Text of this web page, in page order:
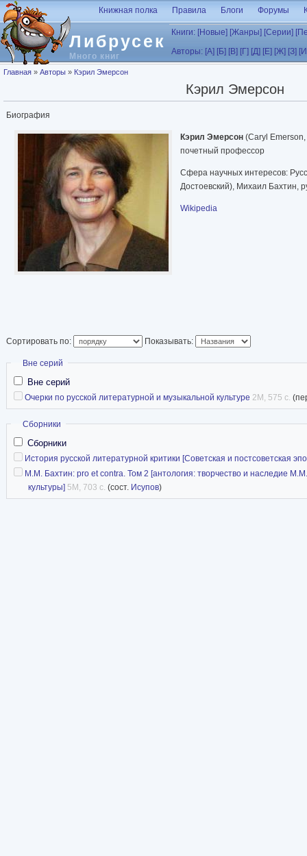
Перейти к основному содержанию
Либрусек
Много книг
Книжная полка Правила Блоги Форумы
Книги: [Новые] [Жанры] [Серии]
Авторы: [А] [Б] [В] [Г] [Д] [Е] [Ж] [З]
Вы здесь
Главная » Авторы » Кэрил Эмерсон
Кэрил Эмерсон
Биография
Кэрил Эмерсон (Caryl Emerson,
почетный профессор
Сфера научных интересов:
Достоевский), Михаил Бахтин,
Wikipedia
Сортировать по: Показывать:
Скрыть
Вне серий
Вне серий
Очерки по русской литературной и музыкальной культуре 2M, 575 с.
Скрыть
Сборники
Сборники
История русской литературной критики [Советская и постсоветская
М.М. Бахтин: pro et contra. Том 2 [антология: творчество и наследие
культуры] 5M, 703 с. (сост. Исупов)